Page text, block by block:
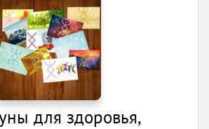
для здоровья,